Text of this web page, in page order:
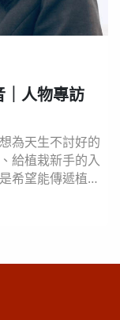
｜人物專訪
為天生不討好的
給植栽新手的入
希望能傳遞植物
一次傻瓜》中的
重新找回自然法